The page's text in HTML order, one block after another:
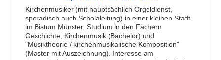
Kirchenmusiker (mit hauptsächlich Orgeldienst,
sporadisch auch Scholaleitung) in einer kleinen Stadt
im Bistum Münster. Studium in den Fächern
Geschichte, Kirchenmusik (Bachelor) und
"Musiktheorie / kirchenmusikalische Komposition"
(Master mit Auszeichnung). Interesse am